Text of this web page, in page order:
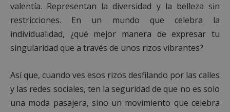
valentía. Representan la diversidad y la belleza sin
restricciones. En un mundo que celebra la
individualidad, ¿qué mejor manera de expresar tu
singularidad que a través de unos rizos vibrantes?
Así que, cuando ves esos rizos desfilando por las calles
y las redes sociales, ten la seguridad de que no es solo
una moda pasajera, sino un movimiento que celebra